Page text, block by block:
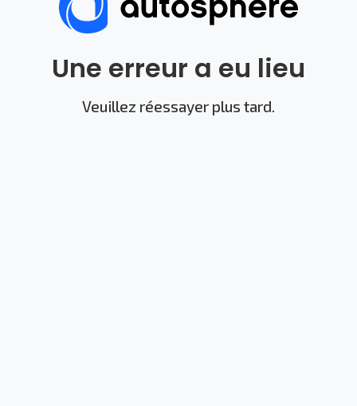
Une erreur a eu lieu
Veuillez réessayer plus tard.